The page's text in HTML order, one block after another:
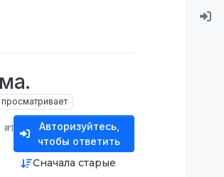
просматривает
#1
Авторизуйтесь,
чтобы ответить
Сначала старые